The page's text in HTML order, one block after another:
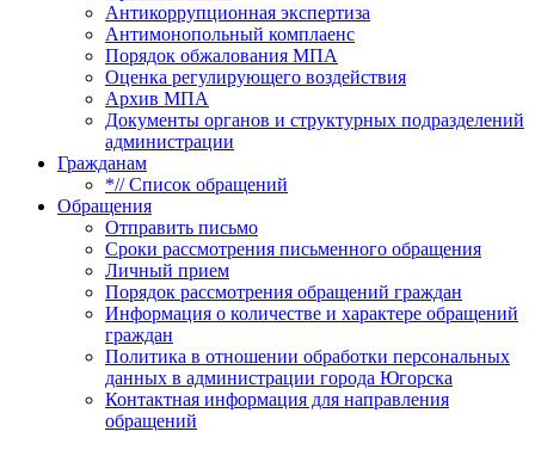
Антикоррупционная экспертиза
Антимонопольный комплаенс
Порядок обжалования МПА
Оценка регулирующего воздействия
Архив МПА
Документы органов и структурных подразделений
администрации
Гражданам
*// Список обращений
Обращения
Отправить письмо
Сроки рассмотрения письменного обращения
Личный прием
Порядок рассмотрения обращений граждан
Информация о количестве и характере обращений
граждан
Политика в отношении обработки персональных
данных в администрации города Югорска
Контактная информация для направления
обращений